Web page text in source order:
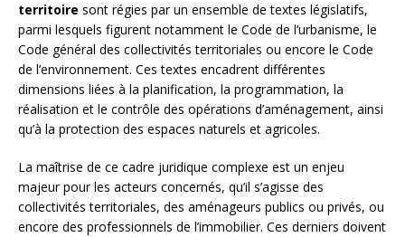
territoire sont régies par un ensemble de textes législatifs,
parmi lesquels figurent notamment le Code de l’urbanisme, le
Code général des collectivités territoriales ou encore le Code
de l’environnement. Ces textes encadrent différentes
dimensions liées à la planification, la programmation, la
réalisation et le contrôle des opérations d’aménagement, ainsi
qu’à la protection des espaces naturels et agricoles.
La maîtrise de ce cadre juridique complexe est un enjeu
majeur pour les acteurs concernés, qu’il s’agisse des
collectivités territoriales, des aménageurs publics ou privés, ou
encore des professionnels de l’immobilier. Ces derniers doivent